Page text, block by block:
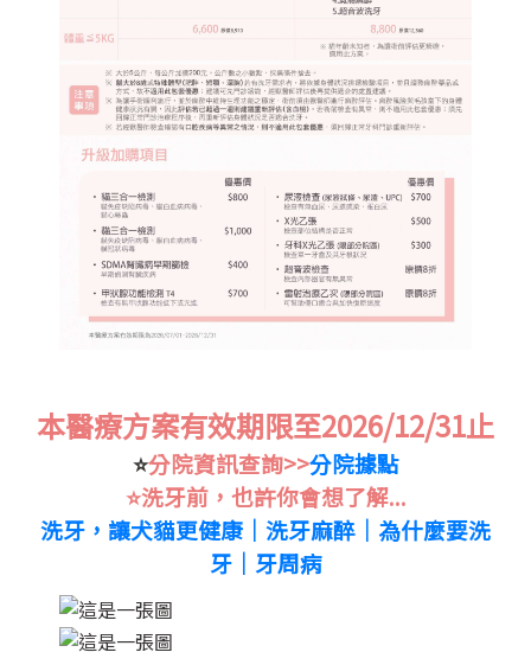
本醫療方案有效期限至2026/12/31止
⭐️分院資訊查詢>>分院據點
⭐️洗牙前，也許你會想了解...
洗牙，讓犬貓更健康│洗牙麻醉│為什麼要洗
牙│牙周病